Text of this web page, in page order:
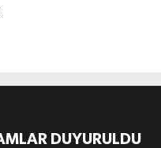
DUYURULDU